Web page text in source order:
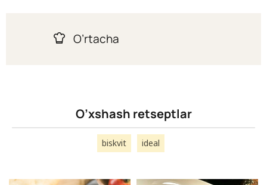
O’rtacha
O’xshash retseptlar
biskvit ideal